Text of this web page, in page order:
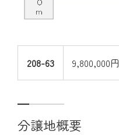
208-63 9,800,000円
分譲地概要